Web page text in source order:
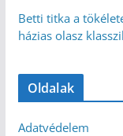
Betti titka a
házias olasz
Oldalak
Adatvédelem